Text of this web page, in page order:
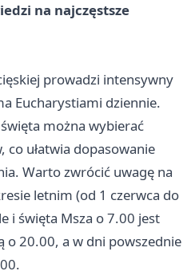
na najczęstsze
prowadzi intensywny
Eucharystiami dziennie.
można wybierać
ułatwia dopasowanie
Warto zwrócić uwagę na
letnim (od 1 czerwca do
i święta Msza o 7.00 jest
o 20.00, a w dni powszednie